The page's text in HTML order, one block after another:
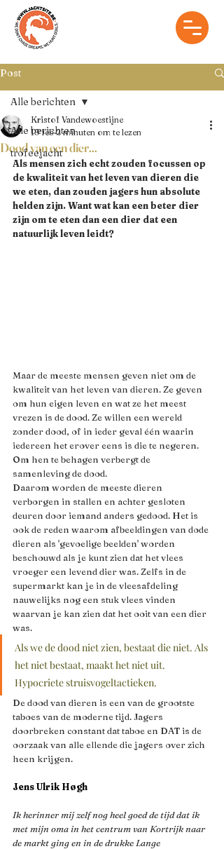
Post
Alle berichten
trofeejacht
Alle berichten
Dood van een dier...
Kristof Vandewoestijne
19 feb 2 minuten om te lezen
Als mensen zich echt zouden focussen op
de kwaliteit van het leven van dieren die
we eten, dan zouden jagers hun absolute
helden zijn. Want wat kan een beter dier
zijn om te eten dan een dier dat een
natuurlijk leven leidt?
Maar de meeste mensen geven niet om de
kwaliteit van het leven van dieren. Ze geven
om hun eigen leven en wat ze het meest
vrezen is de dood. Ze willen een wereld
zonder dood, of in ieder geval één waarin
iedereen het erover eens is die te negeren.
Om hen te behagen verbergt de
samenleving de dood.
Daarom worden de meeste dieren
verborgen in stallen en achter gesloten
deuren door iemand anders gedood. Het is
ook de reden waarom afbeeldingen van dode
dieren als 'gevoelige beelden' worden
beschouwd als je kunt zien dat het vlees
vroeger een levend dier was. Zelfs in de
supermarkt kan je in de vleesafdeling
nauwelijks nog een stuk vlees vinden
waarvan je kan zien dat het ooit van een dier
was.
Als we de dood niet zien, bestaat die niet. Als
het niet bestaat, maakt het niet uit.
Hypocriete struisvogeltactieken.
De dood van dieren is een van de grootste
taboes van de moderne tijd. Jagers
doorbreken constant dat taboe en DAT is de
oorzaak van alle ellende die jagers over zich
heen krijgen.
Jens Ulrik Høgh
Ik herinner mij zelf nog heel goed de tijd dat ik
met mijn oma in het centrum van Kortrijk naar
de markt ging en in de drukke Lange